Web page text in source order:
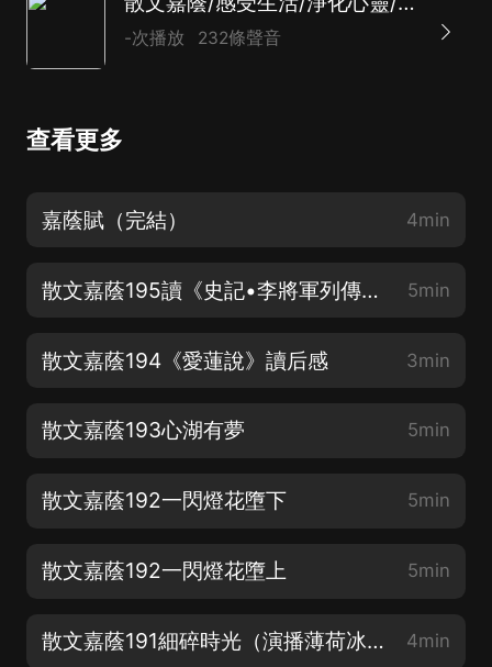
-次播放 232條聲音
查看更多
嘉蔭賦（完結） 4min
散文嘉蔭195讀《史記•李將軍列傳》有感（演播木兮無聲） 5min
散文嘉蔭194《愛蓮說》讀后感 3min
散文嘉蔭193心湖有夢 5min
散文嘉蔭192一閃燈花墮下 5min
散文嘉蔭192一閃燈花墮上 5min
散文嘉蔭191細碎時光（演播薄荷冰酒） 4min